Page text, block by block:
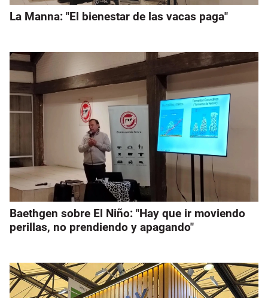
La Manna: "El bienestar de las vacas paga"
Baethgen sobre El Niño: "Hay que ir moviendo
perillas, no prendiendo y apagando"